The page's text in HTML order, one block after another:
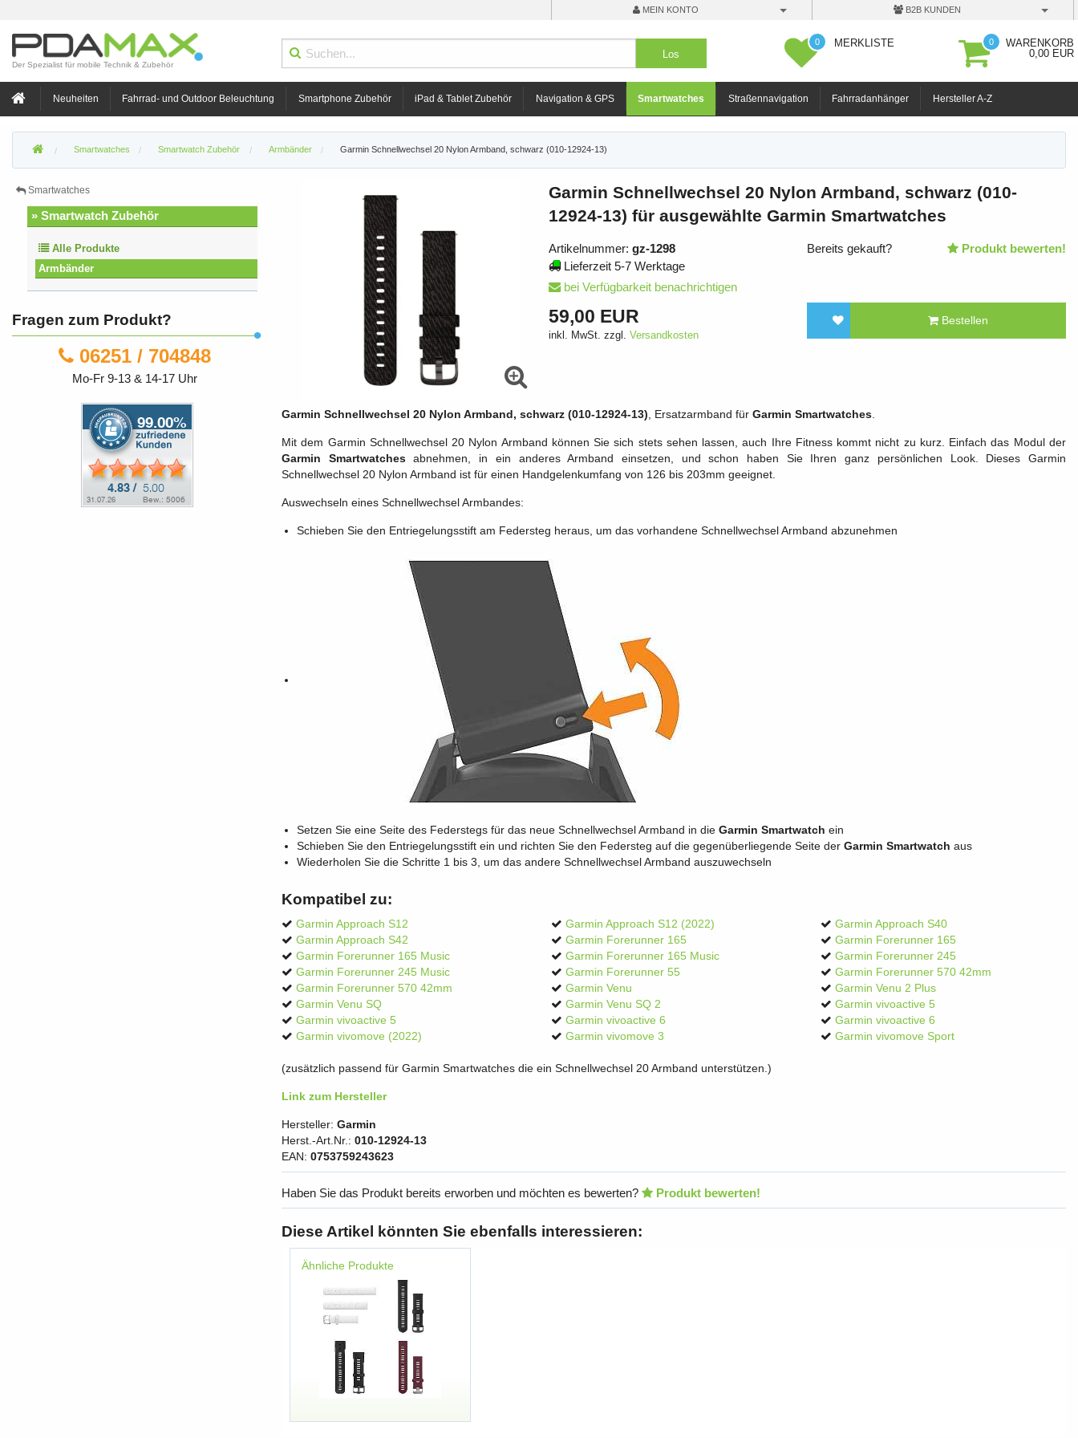
MEIN KONTO B2B KUNDEN
Der Spezialist für mobile Technik & Zubehör
0 MERKLISTE 0
WARENKORB
0,00 EUR
Neuheiten Fahrrad- und Outdoor Beleuchtung Smartphone Zubehör iPad & Tablet Zubehör Navigation & GPS Smartwatches Straßennavigation Fahrradanhänger Hersteller A-Z
Smartwatches Smartwatch Zubehör Armbänder Garmin Schnellwechsel 20 Nylon Armband, schwarz (010-12924-13)
Garmin Schnellwechsel 20 Nylon Armband, schwarz (010-
12924-13) für ausgewählte Garmin Smartwatches
Artikelnummer: gz-1298
Lieferzeit 5-7 Werktage
bei Verfügbarkeit benachrichtigen
Bereits gekauft? Produkt bewerten!
59,00 EUR
inkl. MwSt. zzgl. Versandkosten
Bestellen
Garmin Schnellwechsel 20 Nylon Armband, schwarz (010-12924-13) , Ersatzarmband für Garmin Smartwatches
Mit dem Garmin Schnellwechsel 20 Nylon Armband können Sie sich stets sehen lassen, auch Ihre Fitness kommt nicht zu kurz. Einfach das Modul der
Garmin Smartwatchesabnehmen, in ein anderes Armband einsetzen, und schon haben Sie Ihren ganz persönlichen Look. Dieses Garmin
Schnellwechsel 20 Nylon Armband ist für einen Handgelenkumfang von 126 bis 203mm geeignet.
Auswechseln eines Schnellwechsel Armbandes:
Schieben Sie den Entriegelungsstift am Federsteg heraus, um das vorhandene Schnellwechsel Armband abzunehmen
Setzen Sie eine Seite des Federstegs für das neue Schnellwechsel Armband in die Garmin Smartwatch ein
Schieben Sie den Entriegelungsstift ein und richten Sie den Federsteg auf die gegenüberliegende Seite der Garmin Smartwatch aus
Wiederholen Sie die Schritte 1 bis 3, um das andere Schnellwechsel Armband auszuwechseln
Kompatibel zu:
Garmin Approach S12 Garmin Approach S12 (2022)
Garmin Approach S40
Garmin Approach S42
Garmin Forerunner 165
Garmin Forerunner 165
Garmin Forerunner 165 Music
Garmin Forerunner 165 Music
Garmin Forerunner 245
Garmin Forerunner 245 Music
Garmin Forerunner 55
Garmin Forerunner 570 42mm
Garmin Forerunner 570 42mm
Garmin Venu
Garmin Venu 2 Plus
Garmin Venu SQ
Garmin Venu SQ 2
Garmin vivoactive 5
Garmin vivoactive 5
Garmin vivoactive 6
Garmin vivoactive 6
Garmin vivomove (2022)
Garmin vivomove 3 Garmin vivomove Sport
(zusätzlich passend für Garmin Smartwatches die ein Schnellwechsel 20 Armband unterstützen.)
Link zum Hersteller
Hersteller: Garmin
Herst.-Art.Nr.: 010-12924-13
EAN: 0753759243623
Haben Sie das Produkt bereits erworben und möchten es bewerten? Produkt bewerten!
Diese Artikel könnten Sie ebenfalls interessieren:
Ähnliche Produkte
Smartwatches
» Smartwatch Zubehör
Alle Produkte
Armbänder
Fragen zum Produkt?
06251 / 704848
Mo-Fr 9-13 & 14-17 Uhr